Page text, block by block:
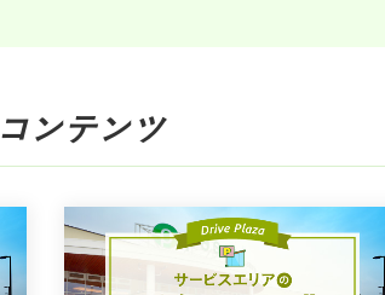
コンテンツ